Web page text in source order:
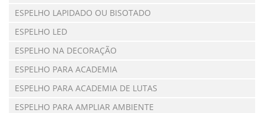
ESPELHO LAPIDADO OU BISOTADO
ESPELHO LED
ESPELHO NA DECORAÇÃO
ESPELHO PARA ACADEMIA
ESPELHO PARA ACADEMIA DE LUTAS
ESPELHO PARA AMPLIAR AMBIENTE